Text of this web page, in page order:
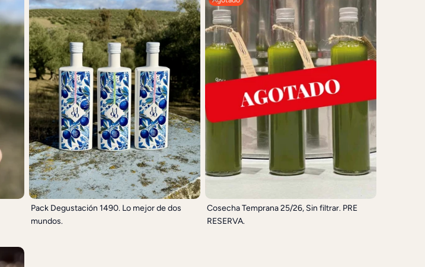
Pack Degustación 1490. Lo mejor de dos
mundos.
Cosecha Temprana 25/26, Sin filtrar. PRE
RESERVA.